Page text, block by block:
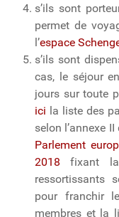
s’ils sont
permet de
l’espace
s’ils sont
cas, le séjour
jours sur toute
ici la liste des
selon l’annexe II
Parlement
2018 fixant
ressortissants
pour franchir
membres et la